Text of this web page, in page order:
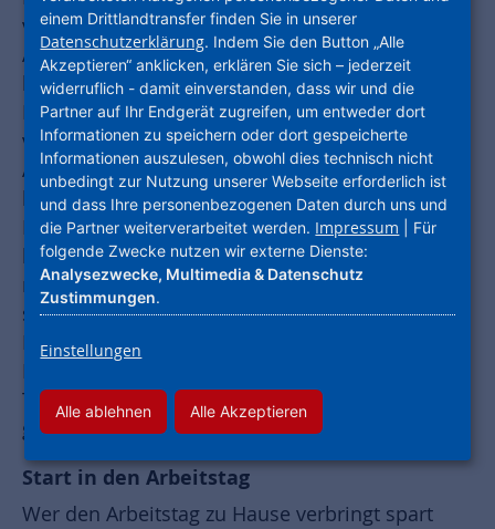
von zu Hause. Es gib Zeiten, in denen
Alternativen zum gewohnten Arbeitsplatz eine
kurzfristige und sinnvolle Variante darstellen.
Produktivität im Homeoffice setzt allerdings
voraus, dass Arbeitnehmer zu Hause eine gute
Arbeitsumgebung schaffen, Prioritäten setzen
können und ein hohes Maß an
Eigenverantwortung aufbringen. Das Modell
bietet zahlreiche Vorteile, kann sich aber auch
negativ auf die Gesundheit auswirken. Wenn
sich die Grenzen zwischen Arbeits- und
Privatleben auflösen, kann das Zuhause seine
Tipps geben wir eine Hilfestellung für das
gesunde Arbeiten in den eigenen vier Wänden.
Start in den Arbeitstag
Wer den Arbeitstag zu Hause verbringt spart
einem Drittlandtransfer finden Sie in unserer
Datenschutzerklärung. Indem Sie den Button „Alle
Akzeptieren“ anklicken, erklären Sie sich – jederzeit
widerruflich - damit einverstanden, dass wir und die
Partner auf Ihr Endgerät zugreifen, um entweder dort
Informationen zu speichern oder dort gespeicherte
Informationen auszulesen, obwohl dies technisch nicht
unbedingt zur Nutzung unserer Webseite erforderlich ist
und dass Ihre personenbezogenen Daten durch uns und
die Partner weiterverarbeitet werden. Impressum | Für
folgende Zwecke nutzen wir externe Dienste:
Analysezwecke, Multimedia & Datenschutz
Zustimmungen.
Einstellungen
Alle ablehnen Alle Akzeptieren